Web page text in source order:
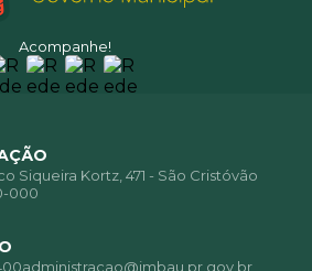
Acompanhe!
Siqueira Kortz, 471 - São Cristóvão
000
administracao@imbau.pr.gov.br